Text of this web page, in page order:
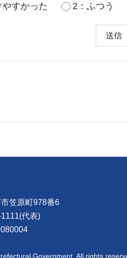
すかった
2：ふつう
笠原町978番6
代表)
Government. All rights